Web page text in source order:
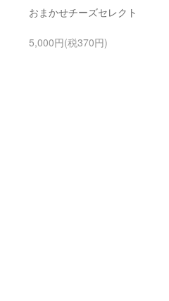
おまかせチーズセレクト
5,000円(税370円)